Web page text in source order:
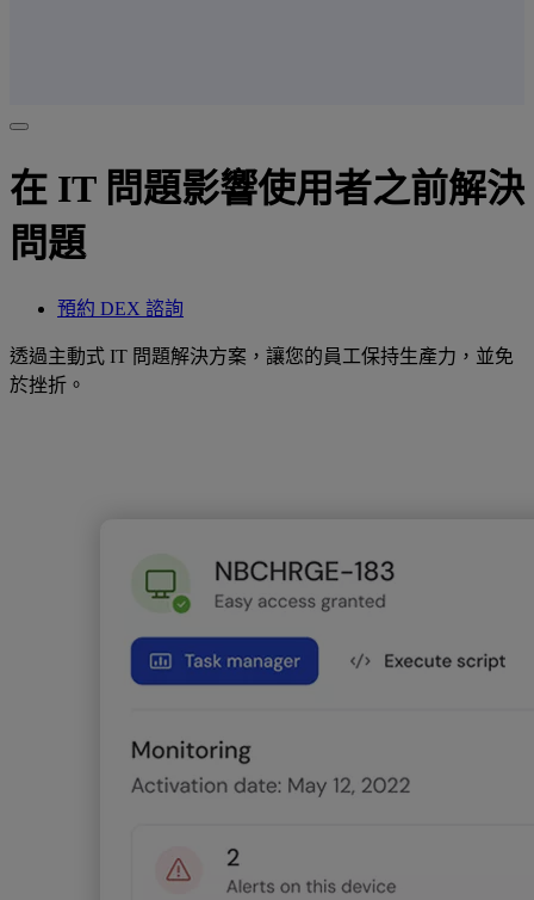
在 IT 問題影響使用者之前解決
問題
預約 DEX 諮詢
透過主動式 IT 問題解決方案，讓您的員工保持生產力，並免
於挫折。